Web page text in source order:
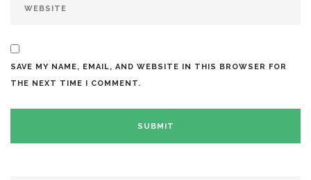
SAVE MY NAME, EMAIL, AND WEBSITE IN THIS BROWSER FOR
THE NEXT TIME I COMMENT.